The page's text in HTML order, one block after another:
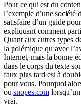
Pour ce qui est du
l’exemple d’une société
satisfaire d’un guide
expliquant comment
Quant aux autres types
la polémique qu’avec
Internet, mais la bonne
dans le corps du texte
faux plus tard est à
pour vous. Pourquoi
ou snopes.com
vrai.